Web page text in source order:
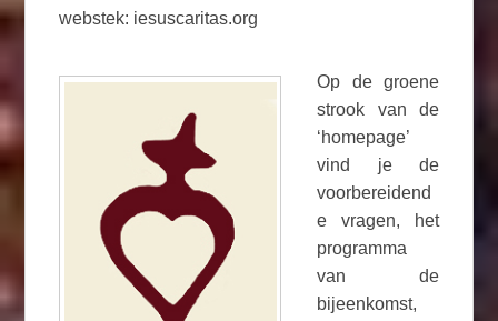
webstek: iesuscaritas.org
Op de groene
strook van de
‘homepage’
vind je de
voorbereidend
e vragen, het
programma
van de
bijeenkomst,